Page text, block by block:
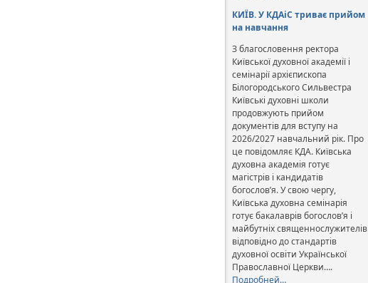
КИЇВ. У КДАіС триває прийом
на навчання
З благословення ректора
Київської духовної академії і
семінарії архієпископа
Білогородського Сильвестра
Київські духовні школи
продовжують прийом
документів для вступу на
2026/2027 навчальний рік. Про
це повідомляє КДА. Київська
духовна академія готує
магістрів і кандидатів
богослов’я. У свою чергу,
Київська духовна семінарія
готує бакалаврів богослов’я і
майбутніх священнослужителів
відповідно до стандартів
духовної освіти Української
Православної Церкви….
Подробней…